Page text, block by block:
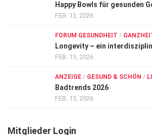
Happy Bowls für gesunden
FEB. 13, 2026
FORUM GESUNDHEIT /
Longevity – ein
FEB. 13, 2026
ANZEIGE / GESUND & SCHÖN /
Badtrends 2026
FEB. 13, 2026
Mitglieder Login